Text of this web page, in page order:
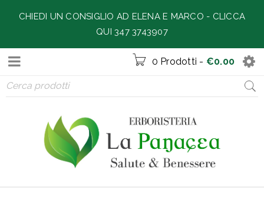
0 Prodotti - €0.00
CHIEDI UN CONSIGLIO AD ELENA E MARCO - CLICCA
QUI 347 3743907